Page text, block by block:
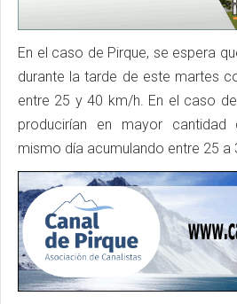
En el caso de Pirque, se espera
durante la tarde de este martes
entre 25 y 40 km/h. En el caso
producirían en mayor
mismo día acumulando entre 25 a